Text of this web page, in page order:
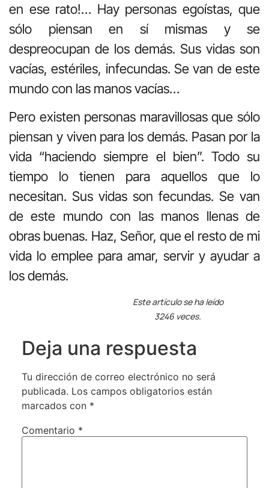
en ese rato!… Hay personas egoístas, que
sólo piensan en sí mismas y se
despreocupan de los demás. Sus vidas son
vacías, estériles, infecundas. Se van de este
mundo con las manos vacías…
Pero existen personas maravillosas que sólo
piensan y viven para los demás. Pasan por la
vida “haciendo siempre el bien”. Todo su
tiempo lo tienen para aquellos que lo
necesitan. Sus vidas son fecundas. Se van
de este mundo con las manos llenas de
obras buenas. Haz, Señor, que el resto de mi
vida lo emplee para amar, servir y ayudar a
los demás.
Este artículo se ha leído
3246 veces.
Deja una respuesta
Tu dirección de correo electrónico no será
publicada. Los campos obligatorios están
marcados con *
Comentario *